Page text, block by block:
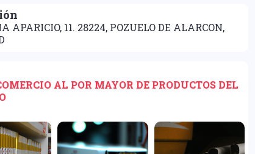
APARICIO, 11. 28224, POZUELO DE ALARCON,
AL POR MAYOR DE PRODUCTOS DEL